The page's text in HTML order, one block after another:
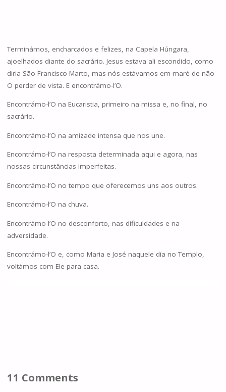
Terminámos, encharcados e felizes, na Capela Húngara,
ajoelhados diante do sacrário. Jesus estava ali escondido, como
diria São Francisco Marto, mas nós estávamos em maré de não
O perder de vista. E encontrámo-l’O.
Encontrámo-l’O na Eucaristia, primeiro na missa e, no final, no
sacrário.
Encontrámo-l’O na amizade intensa que nos une.
Encontrámo-l’O na resposta determinada aqui e agora, nas
nossas circunstâncias imperfeitas.
Encontrámo-l’O no tempo que oferecemos uns aos outros.
Encontrámo-l’O na chuva.
Encontrámo-l’O no desconforto, nas dificuldades e na
adversidade.
Encontrámo-l’O e, como Maria e José naquele dia no Templo,
voltámos com Ele para casa.
11 Comments